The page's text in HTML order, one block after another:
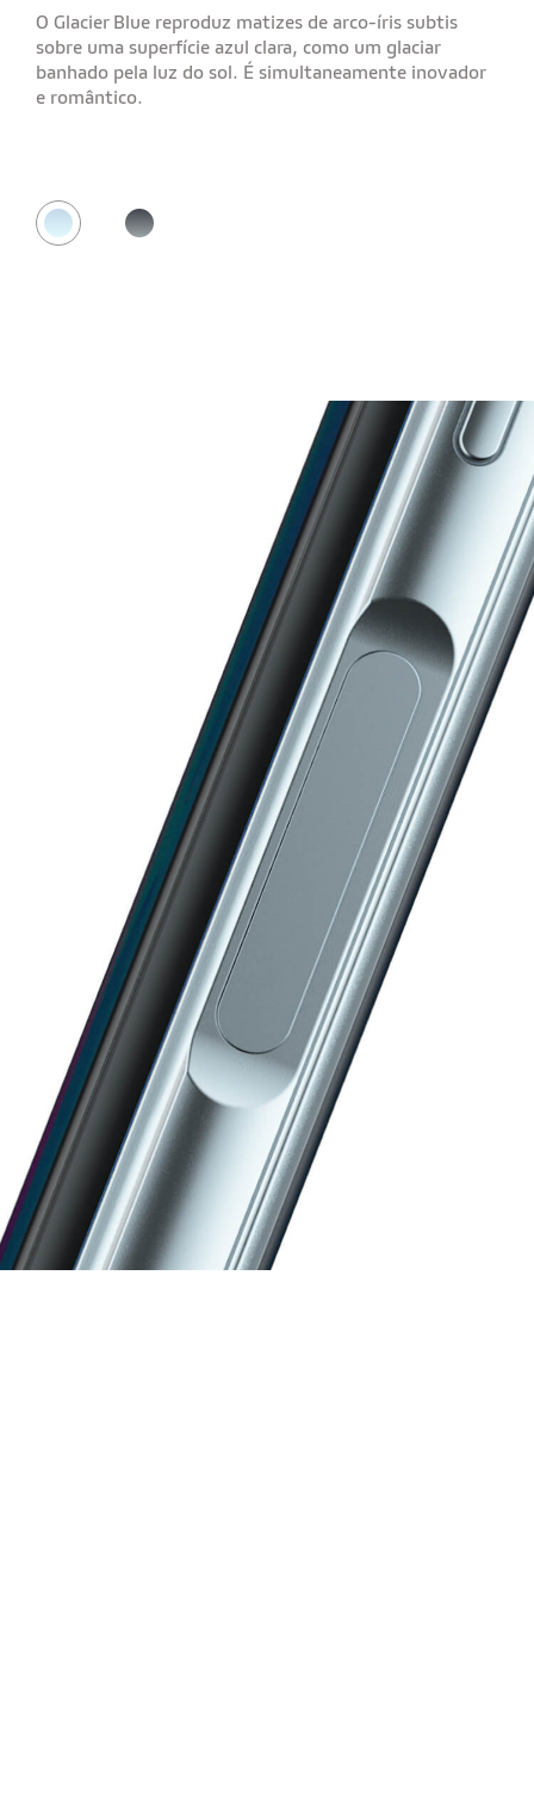
O Glacier Blue reproduz matizes de arco-íris subtis
sobre uma superfície azul clara, como um glaciar
banhado pela luz do sol. É simultaneamente inovador
e romântico.